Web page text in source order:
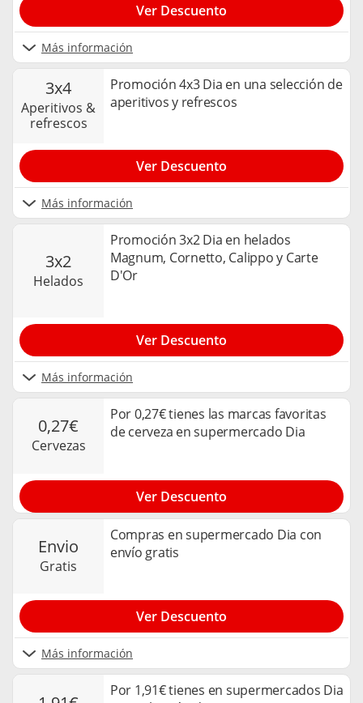
Más información
Ver Descuento
3x4
aperitivos &
refrescos
Promoción 4x3 Dia en una selección de
aperitivos y refrescos
Más información
Ver Descuento
3x2
helados
Promoción 3x2 Dia en helados
Magnum, Cornetto, Calippo y Carte
D'Or
Más información
Ver Descuento
0,27€
cervezas
Por 0,27€ tienes las marcas favoritas
de cerveza en supermercado Dia
Ver Descuento
envio
gratis
Compras en supermercado Dia con
envío gratis
Más información
Ver Descuento
Por 1,91€ tienes en supermercados Dia